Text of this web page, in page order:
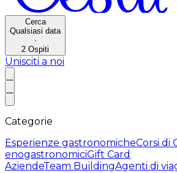
Cerca
Qualsiasi data
·
2 Ospiti
Unisciti a noi
Categorie
Esperienze gastronomicheCorsi di
enogastronomiciGift Card
AziendeTeam BuildingAgenti di